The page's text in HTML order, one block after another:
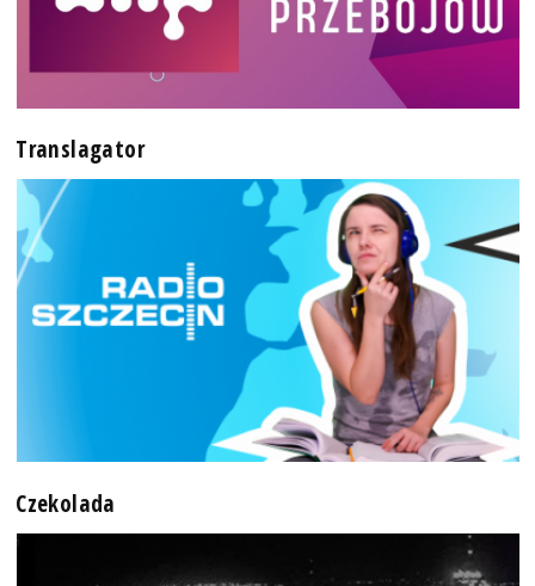
Translagator
Czekolada